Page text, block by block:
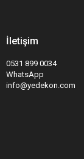
İletişim
0531 899 0034
WhatsApp
info@yedekon.com